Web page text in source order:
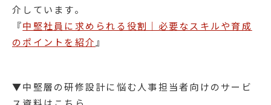
介しています。
『​​​​​​​中堅社員に求められる役割｜必要なスキルや育成
のポイントを紹介 』
▼中堅層の研修設計に悩む人事担当者向けのサービ